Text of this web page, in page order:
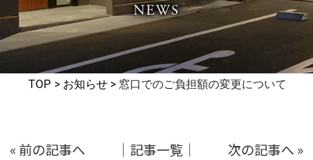
NEWS
TOP > お知らせ > 窓口でのご負担額の変更について
« 前の記事へ │記事一覧│ 次の記事へ »